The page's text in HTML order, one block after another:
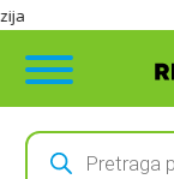
Products
search